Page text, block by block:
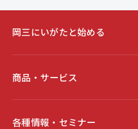
岡三にいがたと始める
商品・サービス
各種情報・セミナー